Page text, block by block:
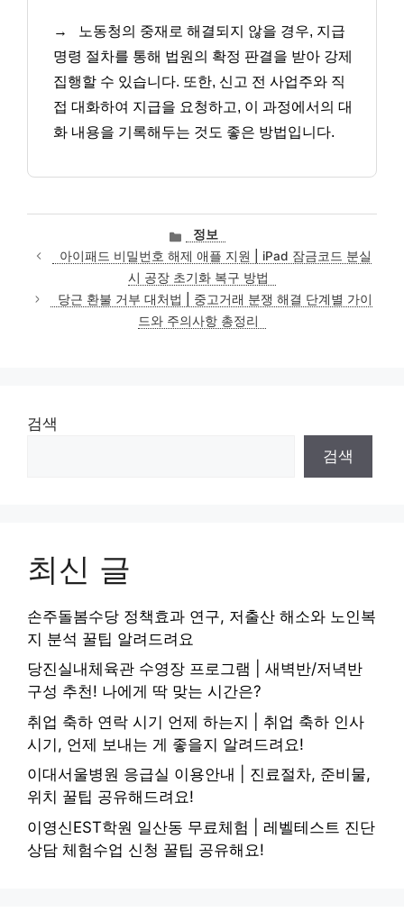
→
노동청의 중재로 해결되지 않을 경우, 지급
명령 절차를 통해 법원의 확정 판결을 받아 강제
집행할 수 있습니다. 또한, 신고 전 사업주와 직
접 대화하여 지급을 요청하고, 이 과정에서의 대
화 내용을 기록해두는 것도 좋은 방법입니다.
카
테
고
리
정보
아이패드 비밀번호 해제 애플 지원 | iPad 잠금코드 분실
시 공장 초기화 복구 방법
당근 환불 거부 대처법 | 중고거래 분쟁 해결 단계별 가이
드와 주의사항 총정리
검색
검색
최신 글
손주돌봄수당 정책효과 연구, 저출산 해소와 노인복
지 분석 꿀팁 알려드려요
당진실내체육관 수영장 프로그램 | 새벽반/저녁반
구성 추천! 나에게 딱 맞는 시간은?
취업 축하 연락 시기 언제 하는지 | 취업 축하 인사
시기, 언제 보내는 게 좋을지 알려드려요!
이대서울병원 응급실 이용안내 | 진료절차, 준비물,
위치 꿀팁 공유해드려요!
이영신EST학원 일산동 무료체험 | 레벨테스트 진단
상담 체험수업 신청 꿀팁 공유해요!